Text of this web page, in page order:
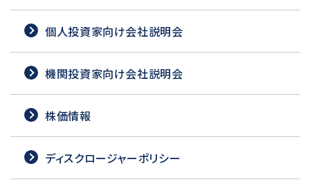
個人投資家向け会社説明会
機関投資家向け会社説明会
株価情報
ディスクロージャーポリシー